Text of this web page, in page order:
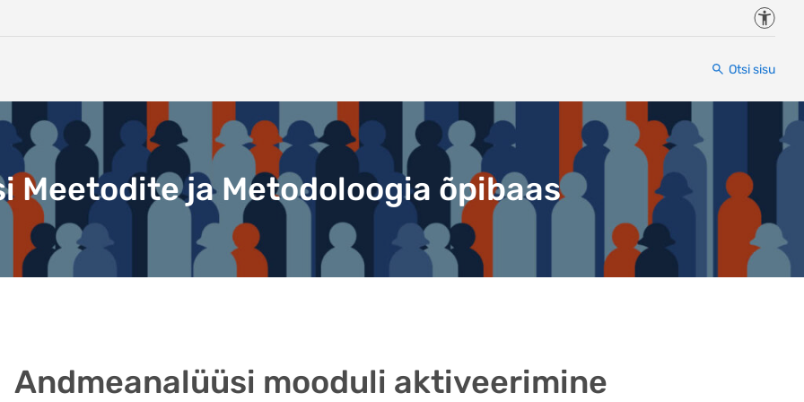
Otsi sisu
Meetodite ja Metodoloogia õpibaas
Andmeanalüüsi mooduli aktiveerimine